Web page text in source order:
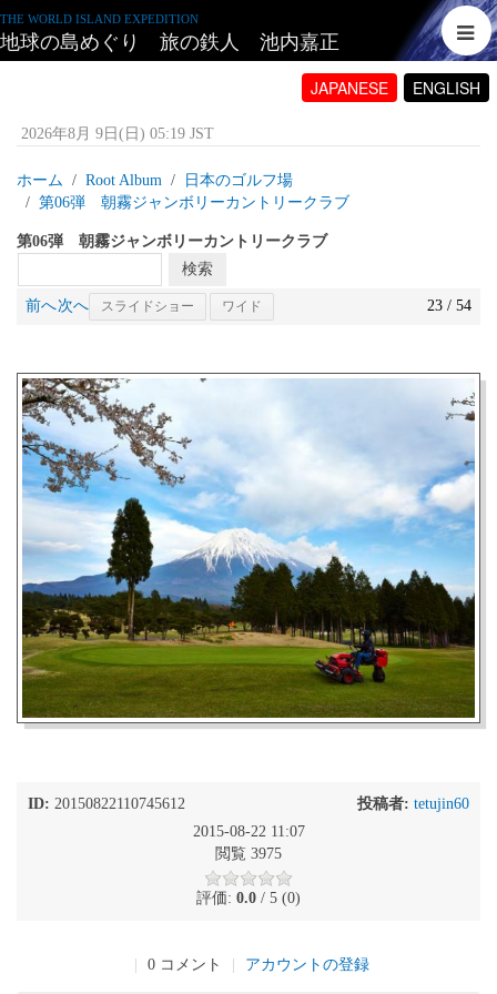
THE WORLD ISLAND EXPEDITION
地球の島めぐり 旅の鉄人 池内嘉正
JAPANESE ENGLISH
2026年8月 9日(日) 05:19 JST
ホーム Root Album
日本のゴルフ場
第06弾 朝霧ジャンボリーカントリークラブ
第06弾 朝霧ジャンボリーカントリークラブ
前へ次へ スライドショー ワイド 23 / 54
ID: 20150822110745612 投稿者: tetujin60
2015-08-22 11:07
閲覧 3975
評価: 0.0 / 5 (0)
0 コメント アカウントの登録